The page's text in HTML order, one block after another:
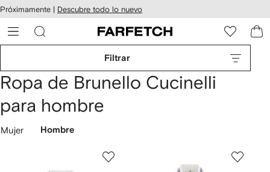
al
Próximamente | Descubre todo lo nuevo
Filtrar
Ropa de Brunello Cucinelli
para hombre
Mujer Hombre